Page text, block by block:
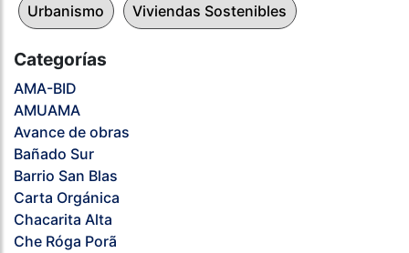
Urbanismo Viviendas Sostenibles
Categorías
AMA-BID
AMUAMA
Avance de obras
Bañado Sur
Barrio San Blas
Carta Orgánica
Chacarita Alta
Che Róga Porã